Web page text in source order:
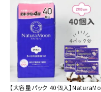
【大容量パック 40個入】NaturaMo